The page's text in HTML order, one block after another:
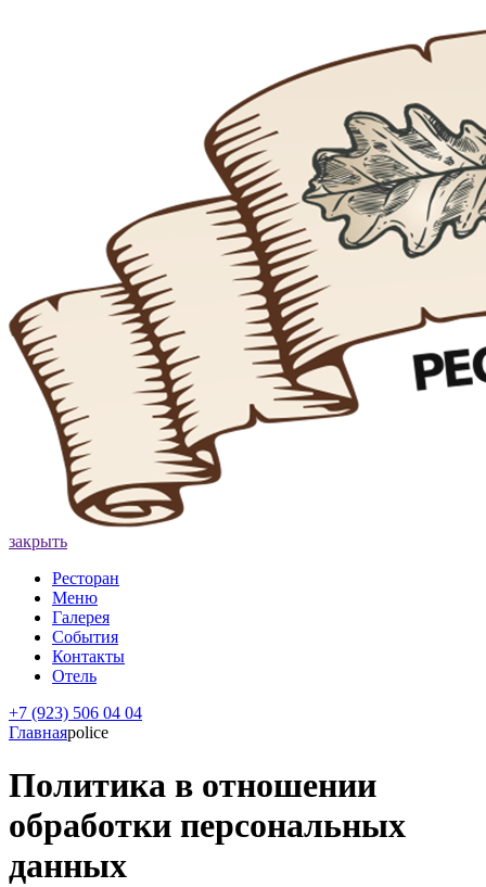
закрыть
Ресторан
Меню
Галерея
События
Контакты
Отель
+7 (923) 506 04 04
Главнаяpolice
Политика в отношении
обработки персональных
данных